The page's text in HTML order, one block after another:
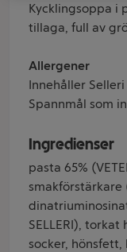
Kycklingsoppa i
tillaga, full av
Allergener
Innehåller
Spannmål som
Ingredienser
pasta 65%
SELLERI),
socker,